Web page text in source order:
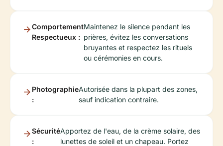
Comportement
Respectueux :
Maintenez le silence pendant les
prières, évitez les conversations
bruyantes et respectez les rituels
ou cérémonies en cours.
Photographie
:
Autorisée dans la plupart des zones,
sauf indication contraire.
Sécurité
:
Apportez de l'eau, de la crème solaire, des
lunettes de soleil et un chapeau. Portez